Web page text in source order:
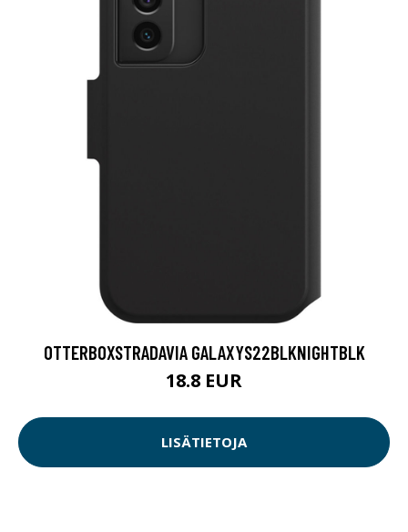
OTTERBOXSTRADAVIA GALAXYS22BLKNIGHTBLK
18.8 EUR
LISÄTIETOJA